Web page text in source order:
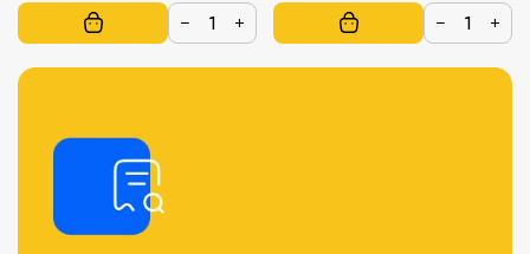
− + − +